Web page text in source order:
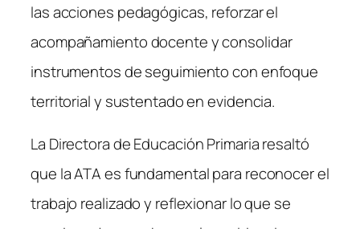
las acciones pedagógicas, reforzar el
acompañamiento docente y consolidar
instrumentos de seguimiento con enfoque
territorial y sustentado en evidencia.
La Directora de Educación Primaria resaltó
que la ATA es fundamental para reconocer el
trabajo realizado y reflexionar lo que se